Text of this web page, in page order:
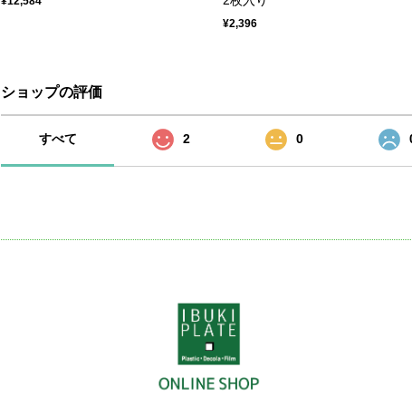
¥2,396
ショップの評価
すべて 2 0